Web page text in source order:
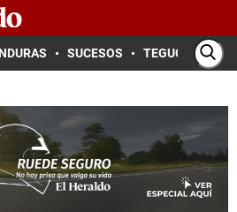
SUCESOS TEGUCIGALPA